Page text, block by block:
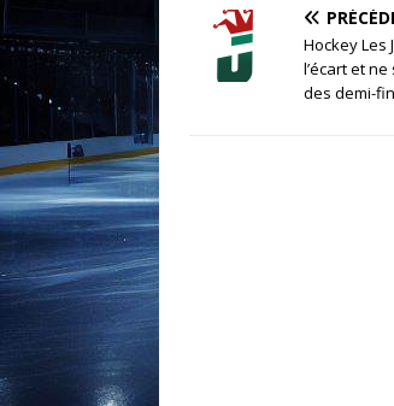
Hockey Les
l’écart et
des demi-